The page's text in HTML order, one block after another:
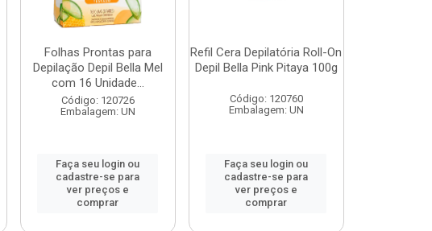
Folhas Prontas para
Depilação Depil Bella Mel
com 16 Unidade...
Código: 120726
Embalagem: UN
Faça seu login ou
cadastre-se para
ver preços e
comprar
Refil Cera Depilatória Roll-On
Depil Bella Pink Pitaya 100g
Código: 120760
Embalagem: UN
Faça seu login ou
cadastre-se para
ver preços e
comprar